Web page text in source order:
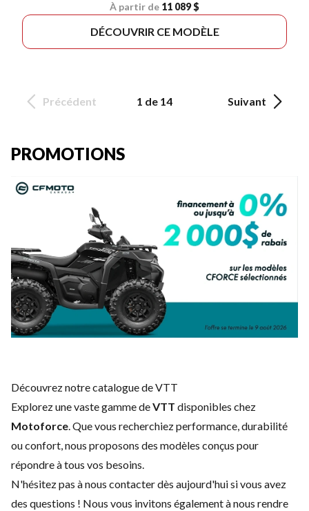
À partir de 11 089 $
DÉCOUVRIR CE MODÈLE
Précédent 1 de 14 Suivant
PROMOTIONS
Découvrez notre catalogue de VTT
Explorez une vaste gamme deVTT disponibles chez
Motoforce. Que vous recherchiez performance, durabilité
ou confort, nous proposons des modèles conçus pour
répondre à tous vos besoins.
N'hésitez pas ànous contacterdès aujourd'hui si vous avez
des questions ! Nous vous invitons également à nous rendre